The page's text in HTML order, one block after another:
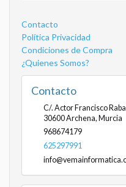
Contacto
Política Privacidad
Condiciones de Compra
¿Quienes Somos?
Contacto
C/. Actor Francisco
30600Archena, Murcia
968674179
625297991